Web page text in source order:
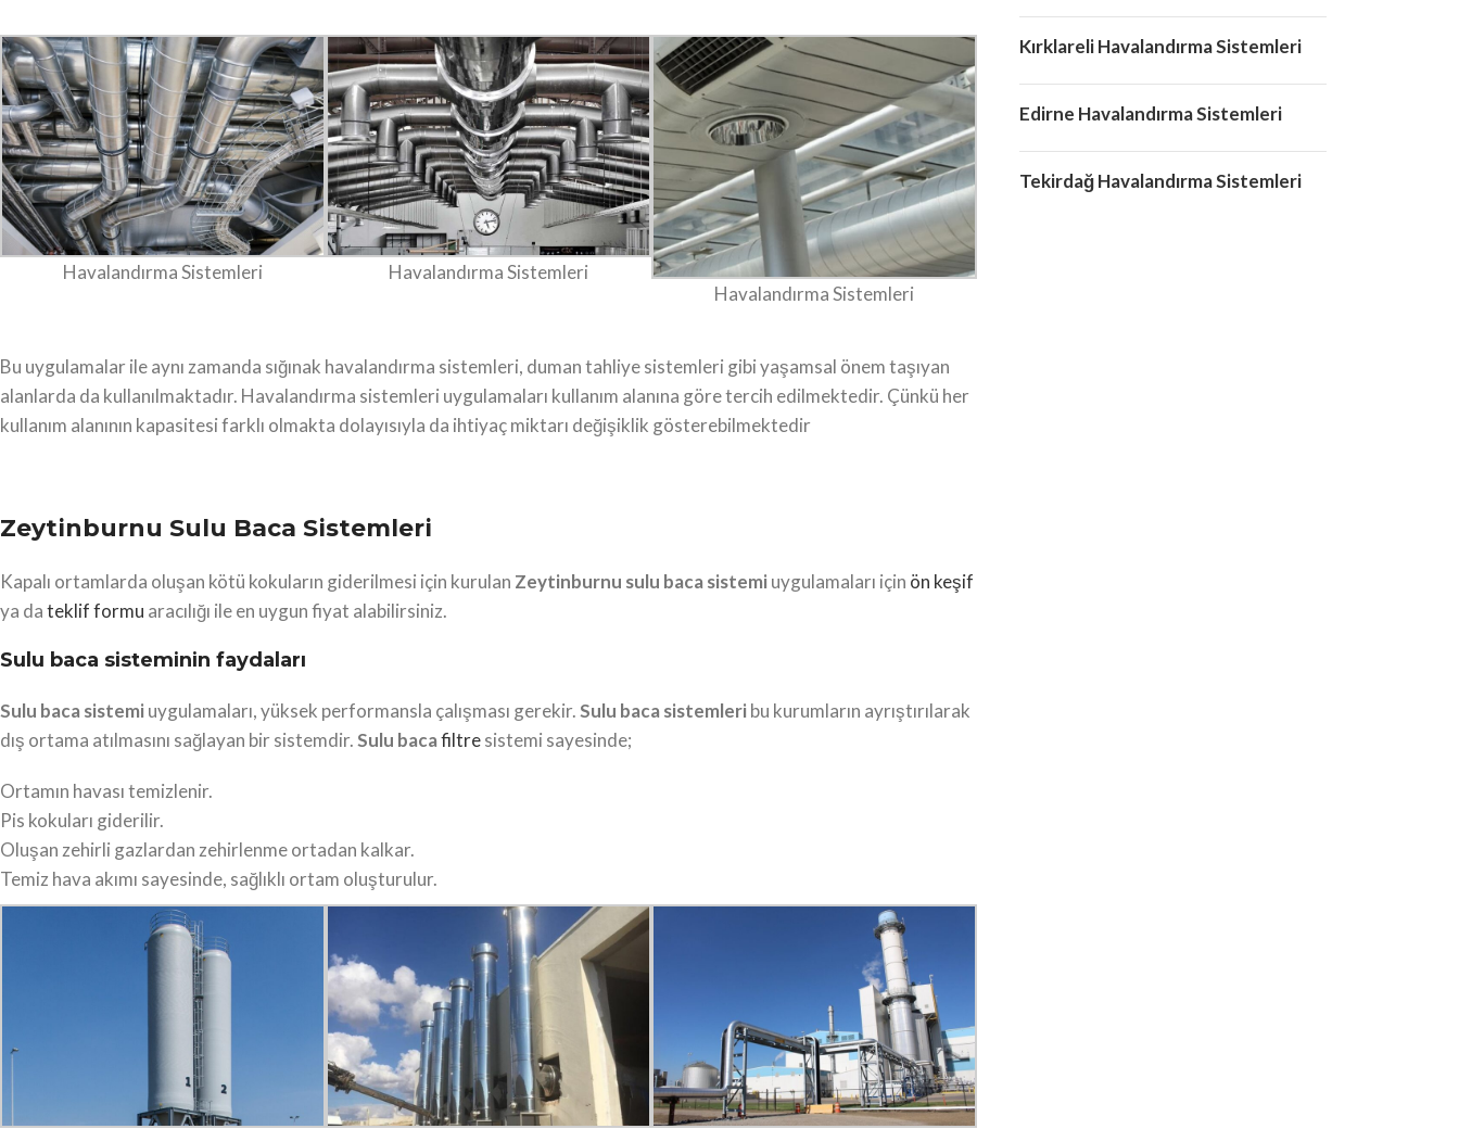
Havalandırma Sistemleri
Havalandırma Sistemleri
Havalandırma Sistemleri
Bu uygulamalar ile aynı zamanda sığınak havalandırma sistemleri, duman tahliye sistemleri gibi yaşamsal önem taşıyan
alanlarda da kullanılmaktadır. Havalandırma sistemleri uygulamaları kullanım alanına göre tercih edilmektedir. Çünkü her
kullanım alanının kapasitesi farklı olmakta dolayısıyla da ihtiyaç miktarı değişiklik gösterebilmektedir
Zeytinburnu Sulu Baca Sistemleri
Kapalı ortamlarda oluşan kötü kokuların giderilmesi için kurulan Zeytinburnu sulu baca sistemiuygulamaları için ön keşif
ya dateklif formu aracılığı ile en uygun fiyat alabilirsiniz.
Sulu baca sisteminin faydaları
Sulu baca sistemiuygulamaları, yüksek performansla çalışması gerekir.Sulu baca sistemleribu kurumların ayrıştırılarak
dış ortama atılmasını sağlayan bir sistemdir.Sulu bacafiltresistemi sayesinde;
Ortamın havası temizlenir.
Pis kokuları giderilir.
Oluşan zehirli gazlardan zehirlenme ortadan kalkar.
Temiz hava akımı sayesinde, sağlıklı ortam oluşturulur.
Kırklareli Havalandırma Sistemleri
Edirne Havalandırma Sistemleri
Tekirdağ Havalandırma Sistemleri